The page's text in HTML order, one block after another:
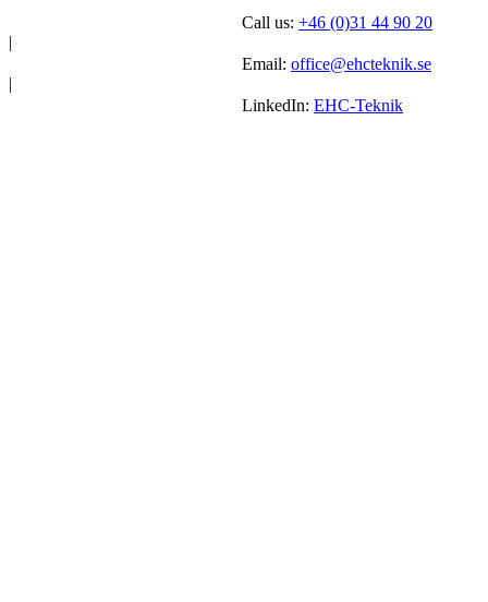
Call us: +46 (0)31 44 90 20
|
Email: office@ehcteknik.se
|
LinkedIn: EHC-Teknik